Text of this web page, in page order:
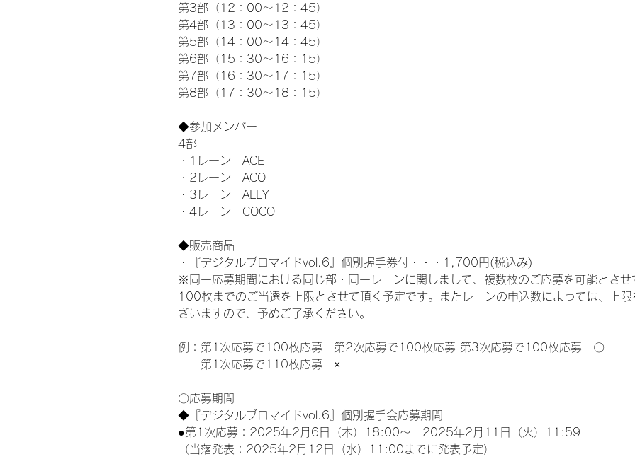
第3部（12：00～12：45）
第4部（13：00～13：45）
第5部（14：00～14：45）
第6部（15：30～16：15）
第7部（16：30～17：15）
第8部（17：30～18：15）
◆参加メンバー
4部
・1レーン　ACE
・2レーン　ACO
・3レーン　ALLY
・4レーン　COCO
◆販売商品
・『デジタルブロマイドvol.6』個別握手券付・・・1,700円(税込み)
※同一応募期間における同じ部・同一レーンに関しまして、複数枚のご応募を可能とさ
100枚までのご当選を上限とさせて頂く予定です。またレーンの申込数によっては、上
ざいますので、予めご了承ください。
例：第1次応募で100枚応募　第2次応募で100枚応募 第3次応募で100枚応募　〇
第1次応募で110枚応募　×
〇応募期間
◆『デジタルブロマイドvol.6』個別握手会応募期間
●第1次応募：2025年2月6日（木）18:00～　2025年2月11日（火）11:59
（当落発表：2025年2月12日（水）11:00までに発表予定）